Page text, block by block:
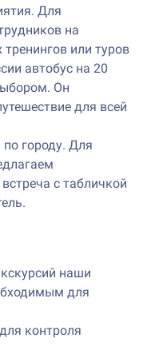
Для
на
или туров
автобус на 20
Он
для всей
городу. Для
с табличкой
наши
для
контроля